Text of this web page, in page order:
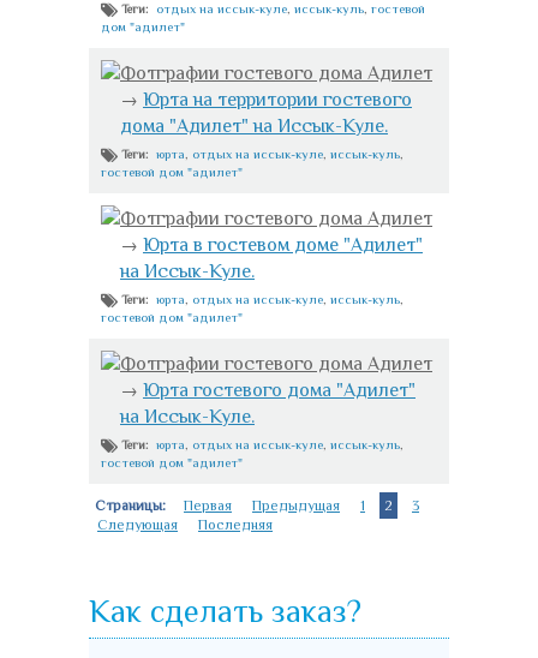
Теги: отдых на иссык-куле иссык-куль гостевой
дом "адилет"
Фотграфии гостевого дома Адилет
→ Юрта на территории гостевого
дома "Адилет" на Иссык-Куле.
Теги: юрта отдых на иссык-куле иссык-куль
гостевой дом "адилет"
Фотграфии гостевого дома Адилет
→ Юрта в гостевом доме "Адилет"
на Иссык-Куле.
Теги: юрта отдых на иссык-куле иссык-куль
гостевой дом "адилет"
Фотграфии гостевого дома Адилет
→ Юрта гостевого дома "Адилет"
на Иссык-Куле.
Теги: юрта отдых на иссык-куле иссык-куль
гостевой дом "адилет"
Страницы: Первая Предыдущая 1 2
3
Следующая
Последняя
Как сделать заказ?